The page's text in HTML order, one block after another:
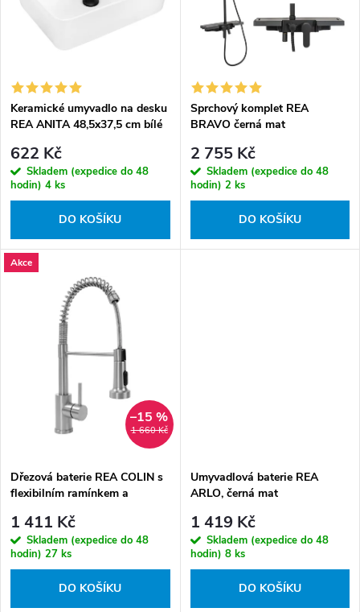
u
k
t
ů
d
u
k
t
ů
Keramické umyvadlo na desku
REA ANITA 48,5x37,5 cm bílé
622 Kč
Skladem (expedice do 48
hodin) 4 ks
DO KOŠÍKU
Sprchový komplet REA
BRAVO černá mat
2 755 Kč
Skladem (expedice do 48
hodin) 2 ks
DO KOŠÍKU
Akce
1 660 Kč
–15 %
Dřezová baterie REA COLIN s
flexibilním ramínkem a
1 411 Kč
Skladem (expedice do 48
hodin) 27 ks
DO KOŠÍKU
Umyvadlová baterie REA
ARLO, černá mat
1 419 Kč
Skladem (expedice do 48
hodin) 8 ks
DO KOŠÍKU